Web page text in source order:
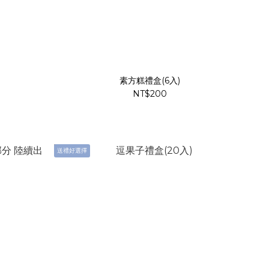
素方糕禮盒(6入)
NT$200
送禮好選擇